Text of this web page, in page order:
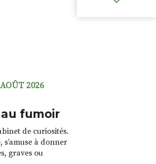
2026
fumoir
de curiosités.
à donner
graves ou